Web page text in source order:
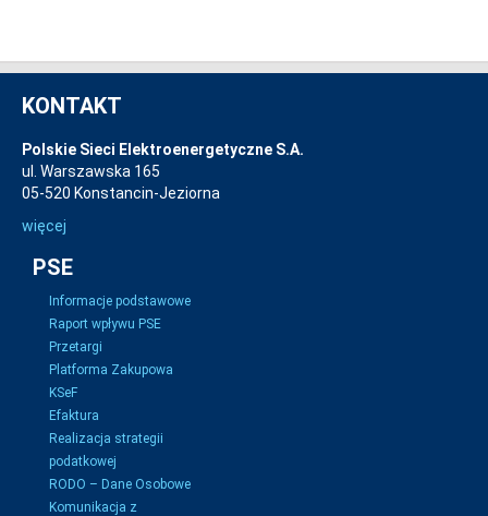
KONTAKT
Polskie Sieci Elektroenergetyczne S.A.
ul. Warszawska 165
05-520 Konstancin-Jeziorna
więcej
PSE
Informacje podstawowe
Raport wpływu PSE
Przetargi
Platforma Zakupowa
KSeF
Efaktura
Realizacja strategii
podatkowej
RODO – Dane Osobowe
Komunikacja z